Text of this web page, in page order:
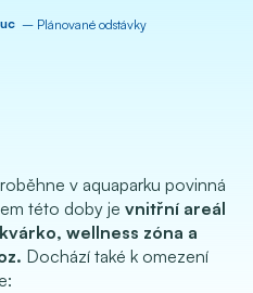
– Plánované odstávky
v aquaparku povinná
této doby je vnitřní areál
wellness zóna a
Dochází také k omezení